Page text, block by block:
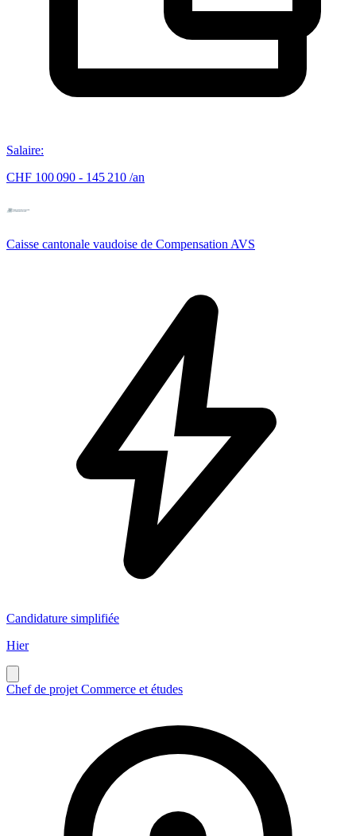
Salaire:
CHF 100 090 - 145 210 /an
Caisse cantonale vaudoise de Compensation AVS
Candidature simplifiée
Hier
Chef de projet Commerce et études